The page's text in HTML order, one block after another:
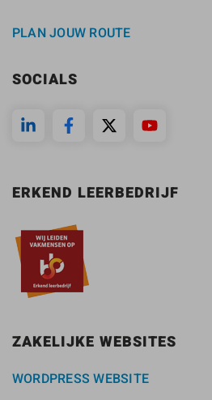
PLAN JOUW ROUTE
SOCIALS
ERKEND LEERBEDRIJF
ZAKELIJKE WEBSITES
WORDPRESS WEBSITE